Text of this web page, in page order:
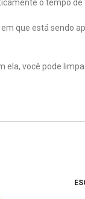
o tempo de
que está sendo
você pode